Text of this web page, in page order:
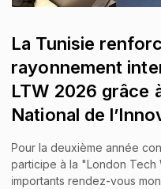
La Tunisie
rayonnement
LTW 2026 grâce
National de
Pour la deuxième année
participe à la "London Tech
importants rendez-vous